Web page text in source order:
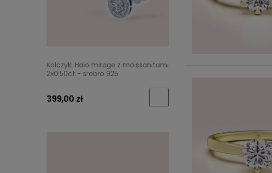
Kolczyki Halo mirage z moissanitami
2x0.50ct - srebro 925
399,00 zł